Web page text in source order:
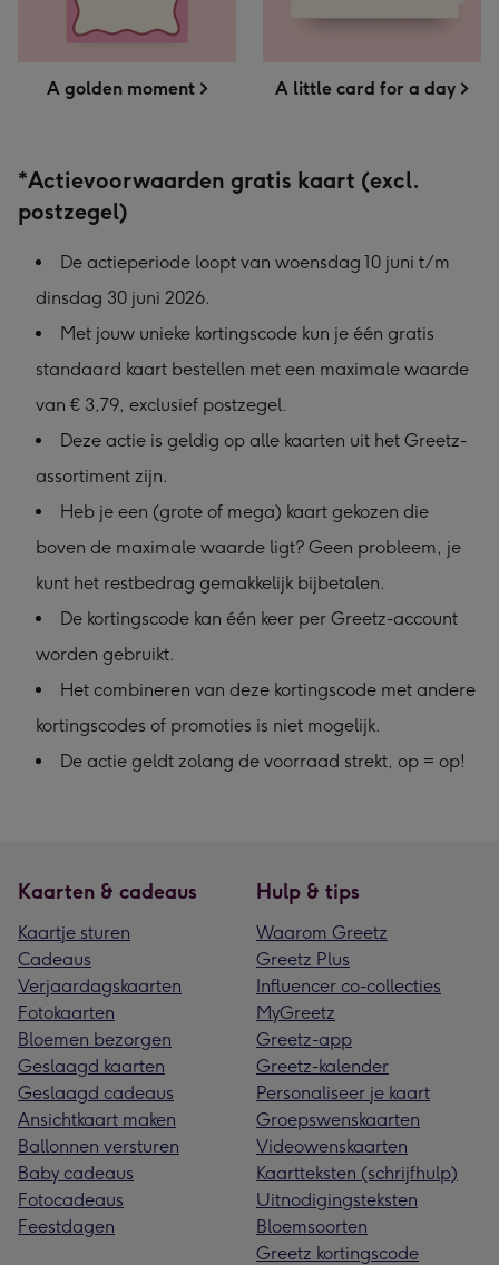
A golden moment A little card for a day
*Actievoorwaarden gratis kaart (excl.
postzegel)
De actieperiode loopt van woensdag 10 juni t/m
dinsdag 30 juni 2026.
Met jouw unieke kortingscode kun je één gratis
standaard kaart bestellen met een maximale waarde
van € 3,79, exclusief postzegel.
Deze actie is geldig op alle kaarten uit het Greetz-
assortiment zijn.
Heb je een (grote of mega) kaart gekozen die
boven de maximale waarde ligt? Geen probleem, je
kunt het restbedrag gemakkelijk bijbetalen.
De kortingscode kan één keer per Greetz-account
worden gebruikt.
Het combineren van deze kortingscode met andere
kortingscodes of promoties is niet mogelijk.
De actie geldt zolang de voorraad strekt, op = op!
Kaarten & cadeaus
Kaartje sturen
Cadeaus
Verjaardagskaarten
Fotokaarten
Bloemen bezorgen
Geslaagd kaarten
Geslaagd cadeaus
Ansichtkaart maken
Ballonnen versturen
Baby cadeaus
Fotocadeaus
Feestdagen
Hulp & tips
Waarom Greetz
Greetz Plus
Influencer co-collecties
MyGreetz
Greetz-app
Greetz-kalender
Personaliseer je kaart
Groepswenskaarten
Videowenskaarten
Kaartteksten (schrijfhulp)
Uitnodigingsteksten
Bloemsoorten
Greetz kortingscode